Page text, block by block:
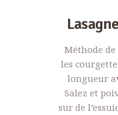
Méthode
les
longueur
Salez et
sur de